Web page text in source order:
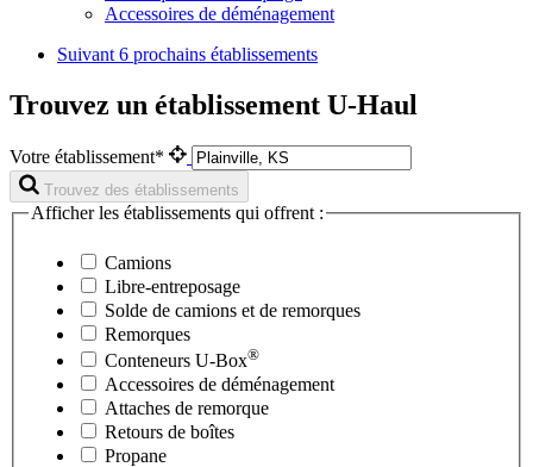
Accessoires de déménagement
Suivant 6 prochains établissements
Trouvez un établissement U-Haul
Votre établissement*
Trouvez des établissements
Afficher les établissements qui offrent :
Camions
Libre-entreposage
Solde de camions et de remorques
Remorques
Conteneurs U-Box®
Accessoires de déménagement
Attaches de remorque
Retours de boîtes
Propane